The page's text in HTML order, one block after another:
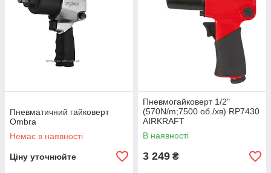
Пневматичний гайковерт
Ombra
Немає в наявності
Ціну уточнюйте
Пневмогайковерт 1/2"
(570N/m;7500 об./хв) RP7430
AIRKRAFT
В наявності
3 249 ₴